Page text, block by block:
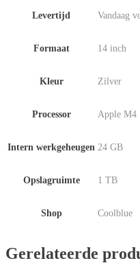
Levertijd Vandaag
Formaat 14 inch
Kleur Zilver
Processor Apple M4
Intern werkgeheugen 24 GB
Opslagruimte 1 TB
Shop Coolblue
Gerelateerde